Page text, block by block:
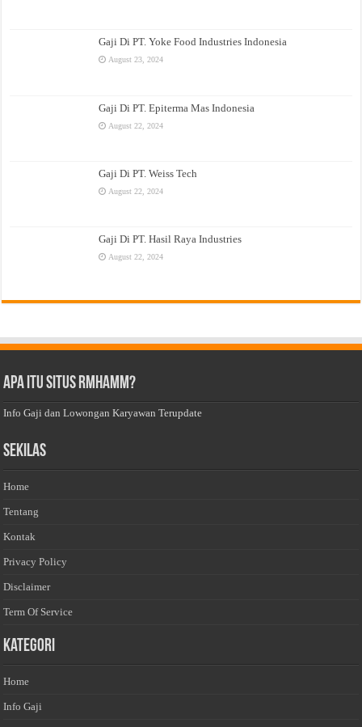
Gaji Di PT. Yoke Food Industries Indonesia
August 23, 2024
Gaji Di PT. Epiterma Mas Indonesia
August 22, 2024
Gaji Di PT. Weiss Tech
August 22, 2024
Gaji Di PT. Hasil Raya Industries
August 22, 2024
Apa Itu Situs Rmhamm?
Info Gaji dan Lowongan Karyawan Terupdate
Sekilas
Home
Tentang
Kontak
Privacy Policy
Disclaimer
Term Of Service
Kategori
Home
Info Gaji